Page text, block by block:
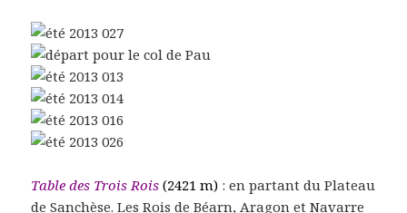
Table des Trois Rois(2421 m) : en partant du Plateau
de Sanchèse. Les Rois de Béarn, Aragon et Navarre